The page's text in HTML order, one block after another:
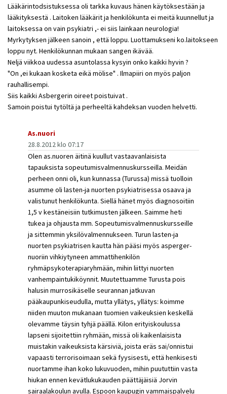
Lääkärintodsistuksessa oli tarkka kuvaus hänen käytöksestään ja
lääkityksestä . Laitoken lääkärit ja henkilökunta ei meitä kuunnellut ja
laitoksessa on vain psykiatri ,- ei siis lainkaan neurologia!
Myrkytyksen jälkeen sanoin , että loppu. Luottamukseni ko.laitokseen
loppu nyt. Henkilökunnan mukaan sangen ikävää.
Neljä viikkoa uudessa asuntolassa kysyin onko kaikki hyvin ?
"On ,ei kukaan kosketa eikä mölise" . Ilmapiiri on myös paljon
rauhallisempi.
Siis kaikki Asbergerin oireet poistuivat .
Samoin poistui tytöltä ja perheeltä kahdeksan vuoden helvetti.
As.nuori
28.8.2012 klo 07:17
Olen as.nuoren äitinä kuullut vastaavanlaisista
tapauksista sopeutumisvalmennuskursseilla. Meidän
perheen onni oli, kun kunnassa (Turussa) missä tuolloin
asumme oli lasten-ja nuorten psykiatrisessa osaava ja
valistunut henkilökunta. Siellä hänet myös diagnosoitiin
1,5 v kestäneisiin tutkimusten jälkeen. Saimme heti
tukea ja ohjausta mm. Sopeutumisvalmennuskursseille
ja sittemmin yksilövalmennukseen. Turun lasten-ja
nuorten psykiatrisen kautta hän pääsi myös asperger-
nuoriin vihkiytyneen ammattihenkilön
ryhmäpsykoterapiaryhmään, mihin liittyi nuorten
vanhempaintukiköynnit. Muutettuamme Turusta pois
halusin murrosikäselle seurannan jatkuvan
pääkaupunkiseudulla, mutta yllätys, yllätys: koimme
niiden muuton mukanaan tuomien vaikeuksien keskellä
olevamme täysin tyhjä päällä. Kilon erityiskoulussa
lapseni sijoitettiin ryhmään, missä oli kaikenlaisista
muistakin vaikeuksista kärsiviä, joista eräs sai/onnistui
vapaasti terrorisoimaan sekä fyysisesti, että henkisesti
nuortamme ihan koko lukuvuoden, mihin puututtiin vasta
hiukan ennen kevätlukukauden päättäjäisiä Jorvin
sairaalakoulun avulla. Espoon kaupugin vammaispalvelu